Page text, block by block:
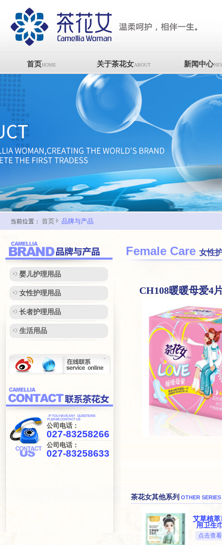
首页HOME 关于茶花女ABOUT 新闻中心
当前位置： 首页 品牌与产品
婴儿护理用品
女性护理用品
长者护理用品
生活用品
.
公司电话：
027-83258266
公司电话：
027-83258633
Female Care 女性
CH108暖暖母爱4
茶花女其他系列 OTHER
艾草植萃
用卫生
点击查看